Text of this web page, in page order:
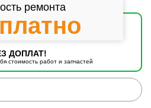
ремонта
ДОПЛАТ!
стоимость работ и запчастей